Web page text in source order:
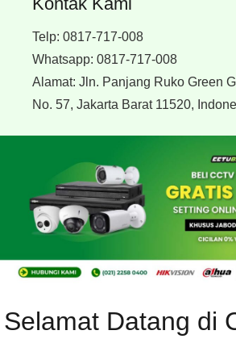
Telp: 0817-717-008
Whatsapp: 0817-717-008
Alamat: Jln. Panjang Ruko Green
No. 57, Jakarta Barat 11520,
Selamat Datang di